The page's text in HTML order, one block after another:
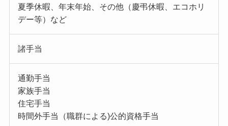
夏季休暇、年末年始、その他（慶弔休暇、エコホリ
デー等）など
諸手当
通勤手当
家族手当
住宅手当
時間外手当（職群による)公的資格手当